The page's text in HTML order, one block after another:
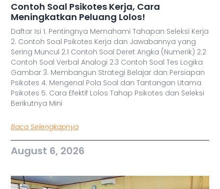
Contoh Soal Psikotes Kerja, Cara
Meningkatkan Peluang Lolos!
Daftar Isi 1. Pentingnya Memahami Tahapan Seleksi Kerja
2. Contoh Soal Psikotes Kerja dan Jawabannya yang
Sering Muncul 2.1 Contoh Soal Deret Angka (Numerik) 2.2
Contoh Soal Verbal Analogi 2.3 Contoh Soal Tes Logika
Gambar 3. Membangun Strategi Belajar dan Persiapan
Psikotes 4. Mengenal Pola Soal dan Tantangan Utama
Psikotes 5. Cara Efektif Lolos Tahap Psikotes dan Seleksi
Berikutnya Mini
Baca Selengkapnya
August 6, 2026